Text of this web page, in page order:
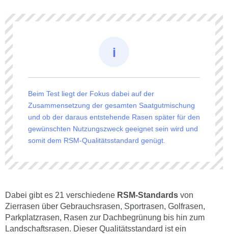
Beim Test liegt der Fokus dabei auf der
Zusammensetzung der gesamten Saatgutmischung
und ob der daraus entstehende Rasen später für den
gewünschten Nutzungszweck geeignet sein wird und
somit dem RSM-Qualitätsstandard genügt.
Dabei gibt es 21 verschiedene RSM-Standards von
Zierrasen über Gebrauchsrasen, Sportrasen, Golfrasen,
Parkplatzrasen, Rasen zur Dachbegrünung bis hin zum
Landschaftsrasen. Dieser Qualitätsstandard ist ein